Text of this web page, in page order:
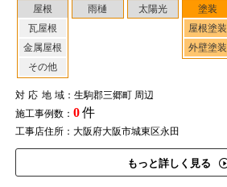
屋根
瓦屋根
金属屋根
その他
雨樋 太陽光
塗装
屋根塗装
外壁塗装
対応地域：生駒郡三郷町 周辺
施工事例数： 0件
工事店住所：大阪府大阪市城東区永田
もっと詳しく見る